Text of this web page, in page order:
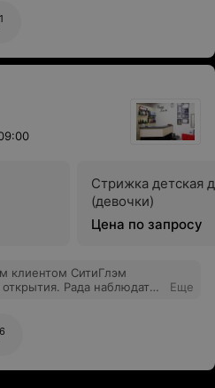
1
Стрижка детская
(девочки)
Цена по запросу
клиентом СитиГлэм
Рада наблюдать,
работают!)
приветливы и заботятся
удобное время,
перенести или
Во время
Еще
6